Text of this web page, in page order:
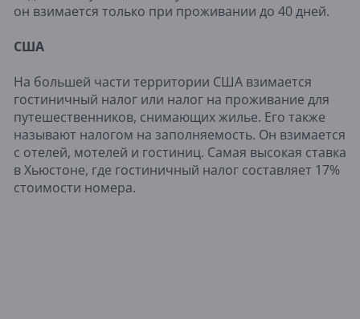
он взимается только при проживании до 40 дней.
США
На большей части территории США взимается
гостиничный налог или налог на проживание для
путешественников, снимающих жилье. Его также
называют налогом на заполняемость. Он взимается
с отелей, мотелей и гостиниц. Самая высокая ставка
в Хьюстоне, где гостиничный налог составляет 17%
стоимости номера.